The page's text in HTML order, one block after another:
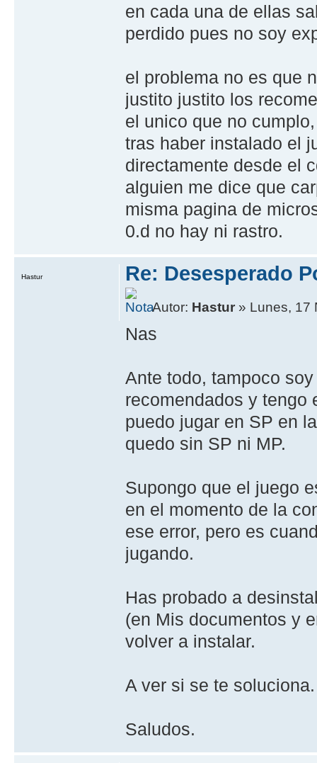
en cada una de ellas
perdido pues no soy
el problema no es que
justito justito los
el unico que no
tras haber instalado el
directamente desde el
alguien me dice que
misma pagina de
0.d no hay ni rastro.
Re: Desesperado
Autor: Hastur » Lunes, 17
Nas
Ante todo, tampoco
recomendados y tengo
puedo jugar en SP en
quedo sin SP ni MP.
Supongo que el juego
en el momento de la
ese error, pero es
jugando.
Has probado a
(en Mis documentos y
volver a instalar.
A ver si se te soluciona.
Saludos.
Hastur